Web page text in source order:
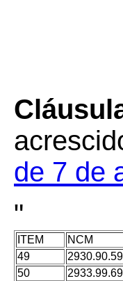
de 7 de
"
ITEM NCM
49
2930.90.59
50
2933.99.69